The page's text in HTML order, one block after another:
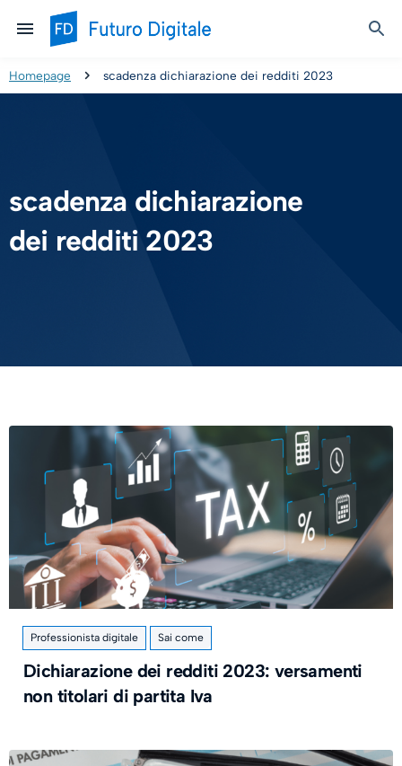
Homepage scadenza dichiarazione dei redditi 2023
scadenza dichiarazione
dei redditi 2023
Professionista digitale Sai come
Dichiarazione dei redditi 2023: versamenti
non titolari di partita Iva